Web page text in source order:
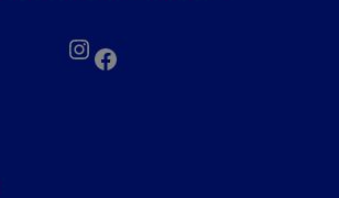
Instagram Facebook